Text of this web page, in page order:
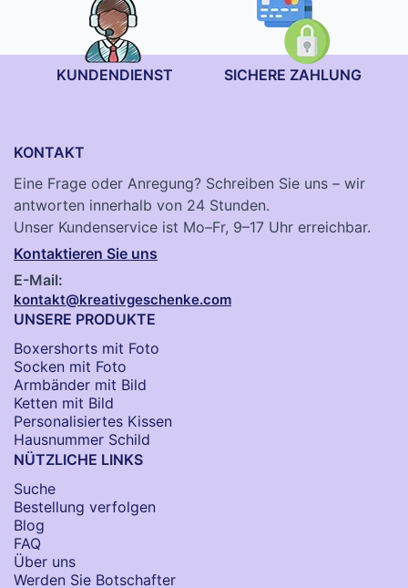
KUNDENDIENST SICHERE ZAHLUNG
KONTAKT
Eine Frage oder Anregung? Schreiben Sie uns – wir
antworten innerhalb von 24 Stunden.
Unser Kundenservice ist Mo–Fr, 9–17 Uhr erreichbar.
Kontaktieren Sie uns
E-Mail:
kontakt@kreativgeschenke.com
UNSERE PRODUKTE
Boxershorts mit Foto
Socken​ mit Foto
Armbänder mit Bild​
Ketten mit Bild
Personalisiertes Kissen
Hausnummer Schild
NÜTZLICHE LINKS
Suche
Bestellung verfolgen
Blog
FAQ
Über uns
Werden Sie Botschafter